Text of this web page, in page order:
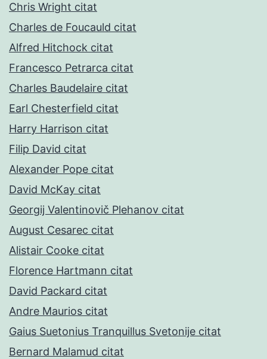
Chris Wright citat
Charles de Foucauld citat
Alfred Hitchock citat
Francesco Petrarca citat
Charles Baudelaire citat
Earl Chesterfield citat
Harry Harrison citat
Filip David citat
Alexander Pope citat
David McKay citat
Georgij Valentinovič Plehanov citat
August Cesarec citat
Alistair Cooke citat
Florence Hartmann citat
David Packard citat
Andre Maurios citat
Gaius Suetonius Tranquillus Svetonije citat
Bernard Malamud citat